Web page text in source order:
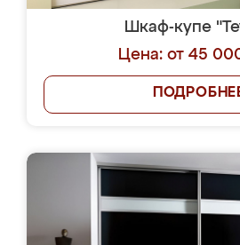
Шкаф-купе
Цена: от 45